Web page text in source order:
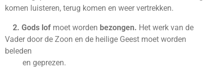
komen luisteren, terug komen en weer vertrekken.
2. Gods lof moet worden bezongen. Het werk van de
Vader door de Zoon en de heilige Geest moet worden
beleden
en geprezen.